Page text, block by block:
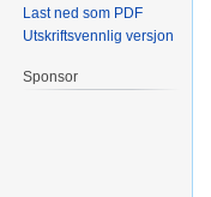
Last ned som PDF
Utskriftsvennlig versjon
Sponsor